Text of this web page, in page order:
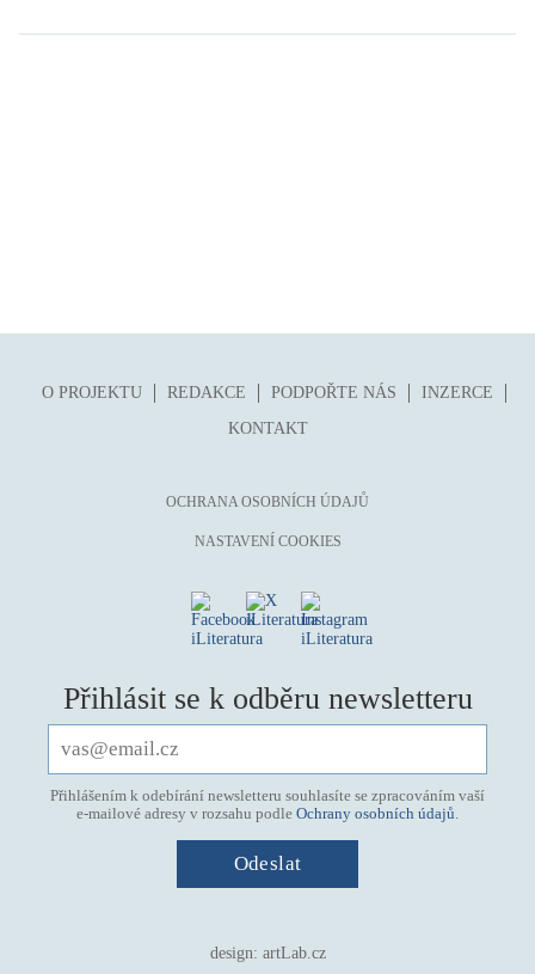
O PROJEKTU REDAKCE PODPOŘTE NÁS
INZERCE
KONTAKT
OCHRANA OSOBNÍCH ÚDAJŮ
NASTAVENÍ COOKIES
Přihlásit se k odběru newsletteru
Přihlášením k odebírání newsletteru souhlasíte se zpracováním vaší
e-mailové adresy v rozsahu podle Ochrany osobních údajů
design: artLab.cz